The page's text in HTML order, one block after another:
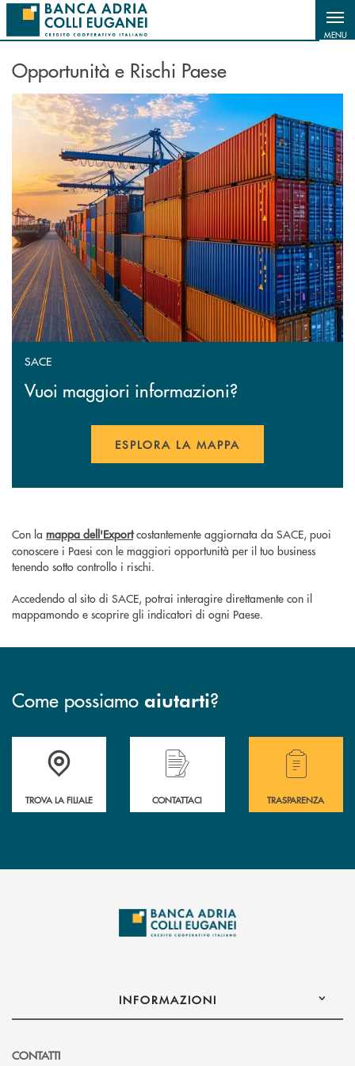
Salta al contenuto principale
MENU
Opportunità e Rischi Paese
SACE
Vuoi maggiori informazioni?
ESPLORA LA MAPPA
Con la mappa dell'Export costantemente aggiornata da SACE, puoi
conoscere i Paesi con le maggiori opportunità per il tuo business
tenendo sotto controllo i rischi.
Accedendo al sito di SACE, potrai interagire direttamente con il
mappamondo e scoprire gli indicatori di ogni Paese.
Come possiamo aiutarti?
Accedi all' elenco completo delle filiali .
TROVA LA FILIALE
Hai bisogno di assistenza immediata?
CONTATTACI
Hai bisogno di
TRASPARENZA
INFORMAZIONI
CONTATTI